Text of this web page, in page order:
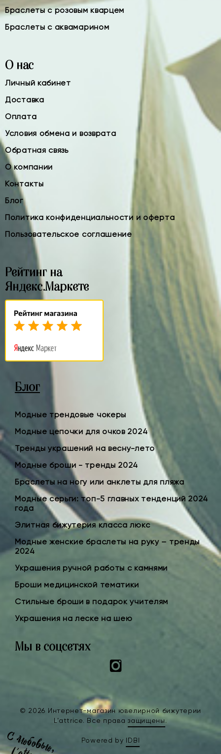
Браслеты с розовым кварцем
Браслеты с аквамарином
О нас
Личный кабинет
Доставка
Оплата
Условия обмена и возврата
Обратная связь
О компании
Контакты
Блог
Политика конфиденциальности и оферта
Пользовательское соглашение
Рейтинг на
Яндекс.Маркете
Блог
Модные трендовые чокеры
Модные цепочки для очков 2024
Тренды украшений на весну-лето
Модные броши - тренды 2024
Браслеты на ногу или анклеты для пляжа
Модные серьги: топ-5 главных тенденций 2024
года
Элитная бижутерия класса люкс
Модные женские браслеты на руку – тренды
2024
Украшения ручной работы с камнями
Броши медицинской тематики
Стильные броши в подарок учителям
Украшения на леске на шею
Мы в соцсетях
Instagram
© 2026 Интернет-магазин ювелирной бижутерии
L’attrice. Все правазащищены.
Powered by IDBI